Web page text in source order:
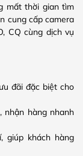
mất thời gian tìm
cung cấp camera
CQ cùng dịch vụ
đãi đặc biệt cho
nhận hàng nhanh
giúp khách hàng